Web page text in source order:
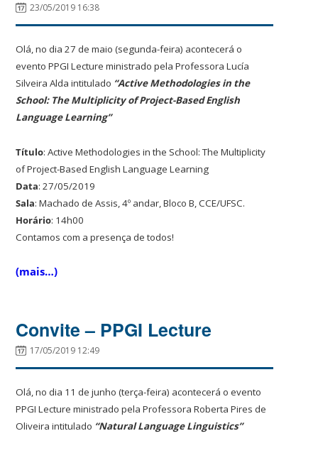
23/05/2019 16:38
Olá, no dia 27 de maio (segunda-feira) acontecerá o
evento PPGI Lecture ministrado pela Professora Lucía
Silveira Alda intitulado “Active Methodologies in the
School: The Multiplicity of Project-Based English
Language Learning”
Título: Active Methodologies in the School: The Multiplicity
of Project-Based English Language Learning
Data: 27/05/2019
Sala: Machado de Assis, 4º andar, Bloco B, CCE/UFSC.
Horário: 14h00
Contamos com a presença de todos!
(mais…)
Convite – PPGI Lecture
17/05/2019 12:49
Olá, no dia 11 de junho (terça-feira) acontecerá o evento
PPGI Lecture ministrado pela Professora Roberta Pires de
Oliveira intitulado “Natural Language Linguistics”